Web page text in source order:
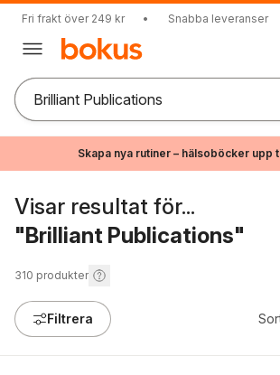
Fri frakt över 249 kr • Snabba leveranser
Skapa nya rutiner – hälsoböcker upp
Visar resultat för...
"Brilliant Publications"
310 produkter
Filtrera